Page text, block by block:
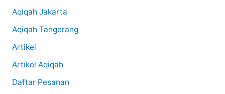
Aqiqah Jakarta
Aqiqah Tangerang
Artikel
Artikel Aqiqah
Daftar Pesanan